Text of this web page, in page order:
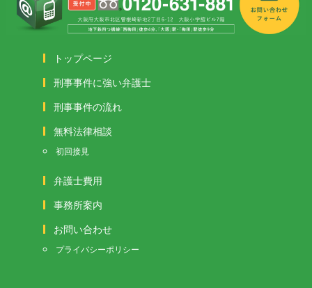
トップページ
刑事事件に強い弁護士
刑事事件の流れ
無料法律相談
初回接見
弁護士費用
事務所案内
お問い合わせ
プライバシーポリシー